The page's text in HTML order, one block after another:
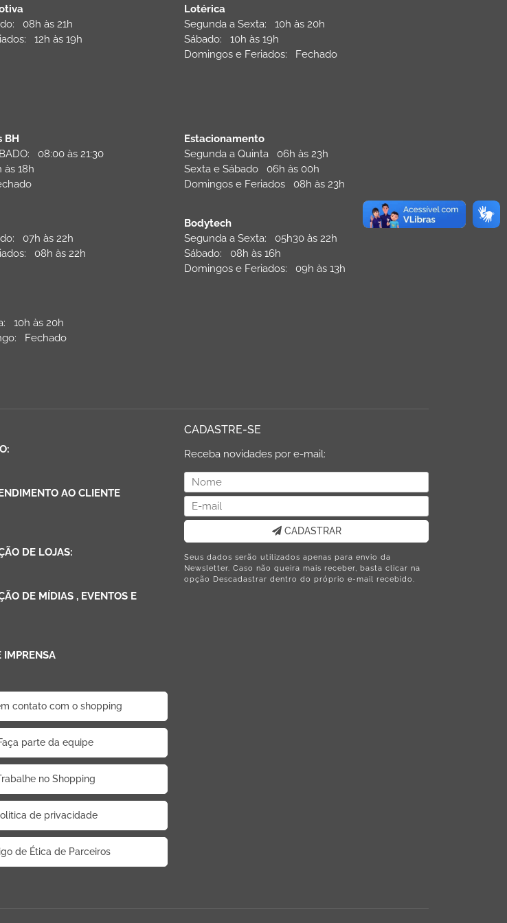
08h às 21h
12h às 19h
Lotérica
Segunda a Sexta: 10h às 20h
Sábado: 10h às 19h
Domingos e Feriados: Fechado
BH
08:00 às 21:30
às 18h
Estacionamento
Segunda a Quinta 06h às 23h
Sexta e Sábado 06h às 00h
Domingos e Feriados 08h às 23h
07h às 22h
08h às 22h
Bodytech
Segunda a Sexta: 05h30 às 22h
Sábado: 08h às 16h
Domingos e Feriados: 09h às 13h
10h às 20h
Fechado
AO CLIENTE
DE LOJAS:
DE MÍDIAS , EVENTOS E
IMPRENSA
contato com o shopping
parte da equipe
no Shopping
de privacidade
de Ética de Parceiros
CADASTRE-SE
Receba novidades por e-mail:
CADASTRAR
Seus dados serão utilizados apenas para envio da
Newsletter. Caso não queira mais receber, basta clicar na
opção Descadastrar dentro do próprio e-mail recebido.